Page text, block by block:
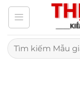
Bỏ
qua
nội
dung
Tìm
kiếm: